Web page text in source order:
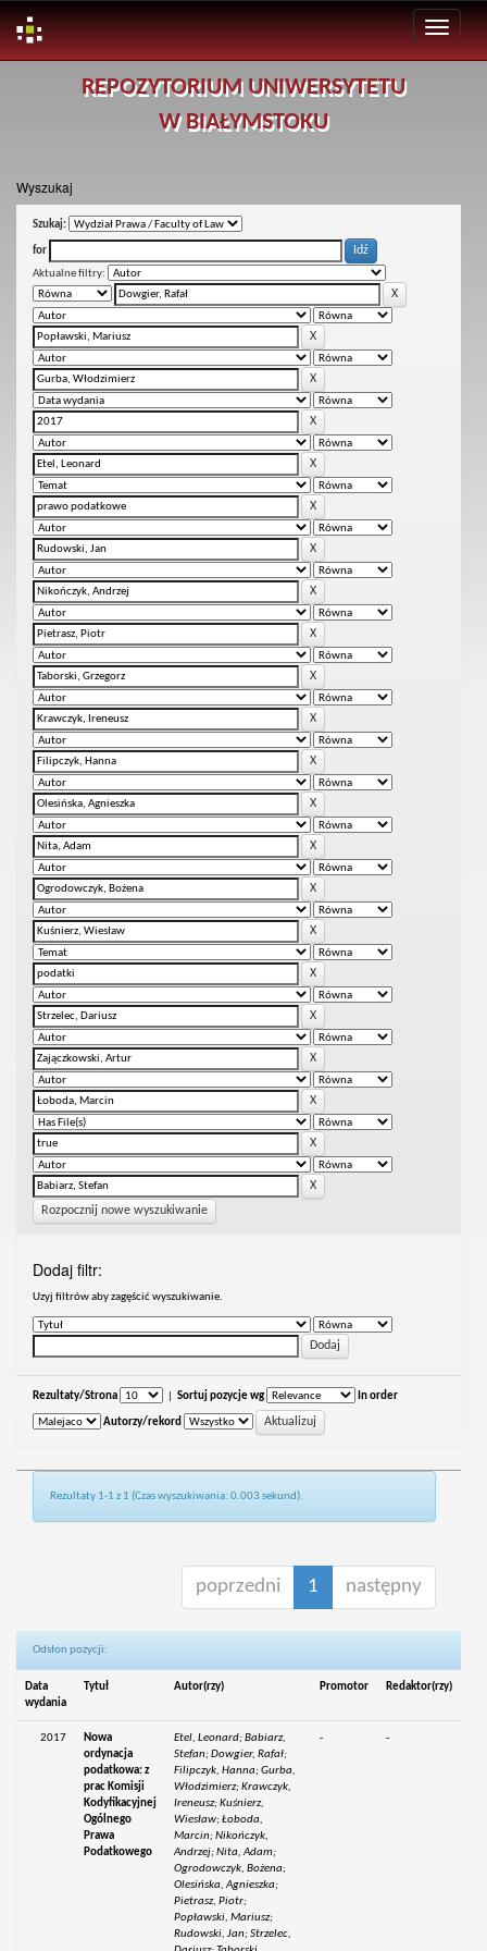
REPOZYTORIUM UNIWERSYTETU
W BIAŁYMSTOKU
Wyszukaj
Szukaj:
for
Aktualne filtry:
Rozpocznij nowe wyszukiwanie
Dodaj filtr:
Uzyj filtrów aby zagęścić wyszukiwanie.
Rezultaty/Strona Sortuj pozycje wg In order
Autorzy/rekord
Rezultaty 1-1 z 1 (Czas wyszukiwania: 0.003 sekund).
poprzedni 1 następny
Odsłon pozycji:
Data
wydania
Tytuł Autor(rzy) Promotor Redaktor(rzy)
2017
Nowa
ordynacja
podatkowa: z
prac Komisji
Kodyfikacyjnej
Ogólnego
Prawa
Podatkowego
Etel, Leonard; Babiarz,
Stefan; Dowgier, Rafał;
Filipczyk, Hanna; Gurba,
Włodzimierz; Krawczyk,
Ireneusz; Kuśnierz,
Wiesław; Łoboda,
Marcin; Nikończyk,
Andrzej; Nita, Adam;
Ogrodowczyk, Bożena;
Olesińska, Agnieszka;
Pietrasz, Piotr;
Popławski, Mariusz;
Rudowski, Jan; Strzelec,
- -